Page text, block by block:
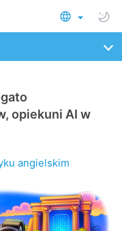
opiekuni AI w
angielskim